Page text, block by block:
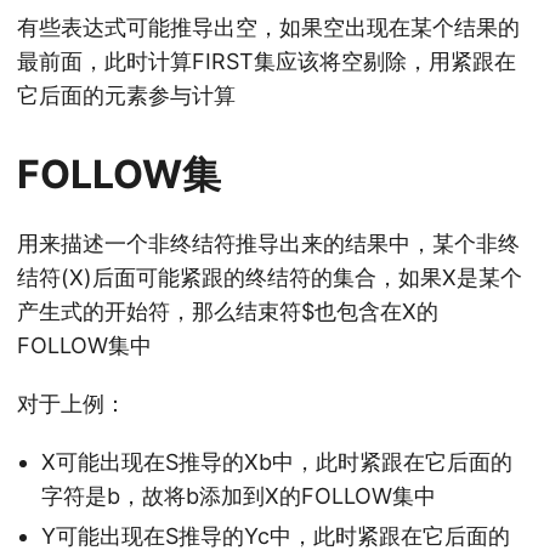
有些表达式可能推导出空，如果空出现在某个结果的
最前面，此时计算FIRST集应该将空剔除，用紧跟在
它后面的元素参与计算
FOLLOW集
用来描述一个非终结符推导出来的结果中，某个非终
结符(X)后面可能紧跟的终结符的集合，如果X是某个
产生式的开始符，那么结束符$也包含在X的
FOLLOW集中
对于上例：
X可能出现在S推导的Xb中，此时紧跟在它后面的
字符是b，故将b添加到X的FOLLOW集中
Y可能出现在S推导的Yc中，此时紧跟在它后面的